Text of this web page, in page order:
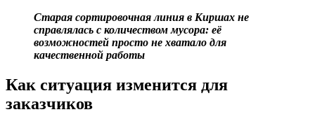
Старая сортировочная линия в Киршах не
справлялась с количеством мусора: её
возможностей просто не хватало для
качественной работы
Как ситуация изменится для
заказчиков